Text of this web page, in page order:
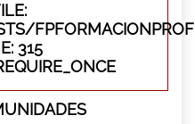
315